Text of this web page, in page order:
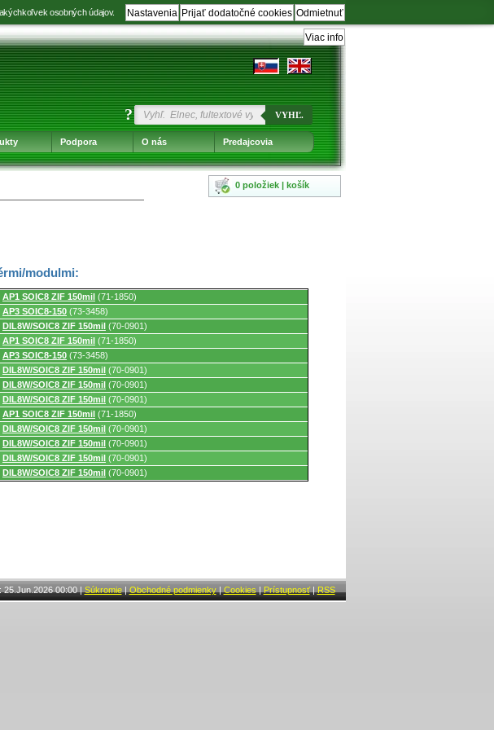
osobných údajov. Odmietnuť
Prijať dodatočné cookies
Nastavenia
Viac info
na
výber
jazyka
na
hlavnú
navigáciu
na
obsah
na
navigáciu
v
päte
? VYHĽ.
Podpora O nás Predajcovia
0 položiek | košík
modulmi:
AP1 SOIC8 ZIF 150mil (71-1850)
AP3 SOIC8-150 (73-3458)
DIL8W/SOIC8 ZIF 150mil (70-0901)
AP1 SOIC8 ZIF 150mil (71-1850)
AP3 SOIC8-150 (73-3458)
DIL8W/SOIC8 ZIF 150mil (70-0901)
DIL8W/SOIC8 ZIF 150mil (70-0901)
DIL8W/SOIC8 ZIF 150mil (70-0901)
AP1 SOIC8 ZIF 150mil (71-1850)
DIL8W/SOIC8 ZIF 150mil (70-0901)
DIL8W/SOIC8 ZIF 150mil (70-0901)
DIL8W/SOIC8 ZIF 150mil (70-0901)
DIL8W/SOIC8 ZIF 150mil (70-0901)
25.Jun.2026 00:00| Súkromie| Obchodné podmienky| Cookies | Prístupnosť| RSS